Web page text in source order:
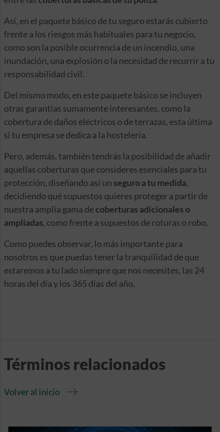
Así, en el paquete básico de tu seguro estarás cubierto
frente a los riesgos más habituales para tu negocio,
como son la posible ocurrencia de un incendio, una
inundación, una explosión o la necesidad de recurrir a tu
responsabilidad civil.
Del mismo modo, en este paquete básico se incluyen
otras garantías sumamente interesantes, como la
cobertura de daños eléctricos o de terrazas, esta última
si tu empresa se dedica a la hostelería.
Pero, además, también tendrás la posibilidad de añadir
aquellas coberturas que consideres esenciales para tu
protección, diseñando así un seguro a tu medida,
decidiendo qué supuestos quieres proteger a partir de
nuestra amplia gama decoberturas adicionales o
ampliadas, como frente a supuestos de roturas o robo.
Como puedes observar, lo más importante para
nosotros es que puedas tener la tranquilidad de que
estaremos a tu lado siempre que nos necesites, las 24
horas del día y los 365 días del año.
Términos relacionados
Volver al inicio